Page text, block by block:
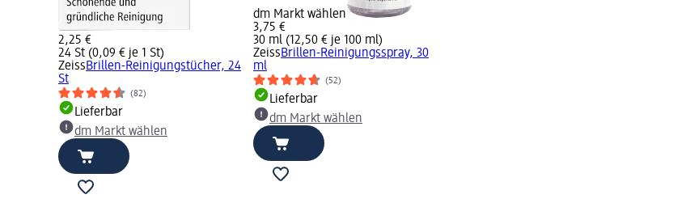
2,25 €
24 St (0,09 € je 1 St)
ZeissBrillen-Reinigungstücher, 24
St
(82)
Lieferbar
dm Markt wählen
dm Markt wählen
3,75 €
30 ml (12,50 € je 100 ml)
ZeissBrillen-Reinigungsspray, 30
ml
(52)
Lieferbar
dm Markt wählen